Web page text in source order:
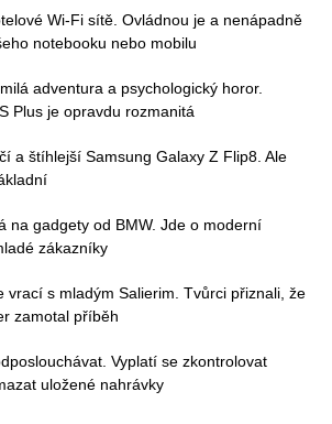
Wi-Fi sítě. Ovládnou je a nenápadně
notebooku nebo mobilu
adventura a psychologický horor.
Plus je opravdu rozmanitá
a štíhlejší Samsung Galaxy Z Flip8. Ale
na gadgety od BMW. Jde o moderní
zákazníky
vrací s mladým Salierim. Tvůrci přiznali, že
zamotal příběh
Vyplatí se zkontrolovat
uložené nahrávky